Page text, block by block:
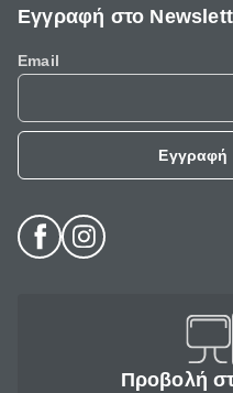
Εγγραφή στο
Email
Εγγραφή
Προβολή